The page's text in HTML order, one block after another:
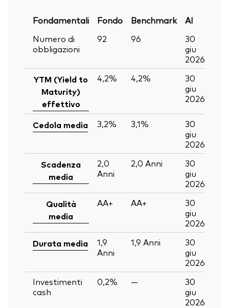
Fondamentali Fondo Benchmark
Al
Numero di
obbligazioni
92 96
30
giu
2026
YTM (Yield to
Maturity)
effettivo
4,2% 4,2%
30
giu
2026
Cedola media 3,2% 3,1%
30
giu
2026
Scadenza
media
2,0
Anni
2,0 Anni
30
giu
2026
Qualità
media
AA+ AA+
30
giu
2026
Durata media
1,9
Anni
1,9 Anni
30
giu
2026
Investimenti
cash
0,2% —
30
giu
2026